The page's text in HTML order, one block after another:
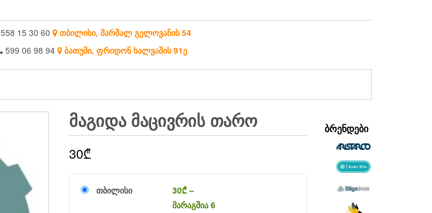
558 15 30 60
თბილისი, მარშალ გელოვანის 54
599 06 98 94
ბათუმი, ფრიდონ ხალვაშის 91ე
ᲛᲐᲒᲘᲓᲐ ᲛᲐᲪᲘᲕᲠᲘᲡ ᲗᲐᲠᲝ
30₾
თბილისი 30₾–
მარაგშია 6
ᲑᲠᲔᲜᲓᲔᲑᲘ